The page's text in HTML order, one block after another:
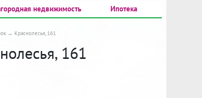
недвижимость Ипотека
Краснолесья, 161
161